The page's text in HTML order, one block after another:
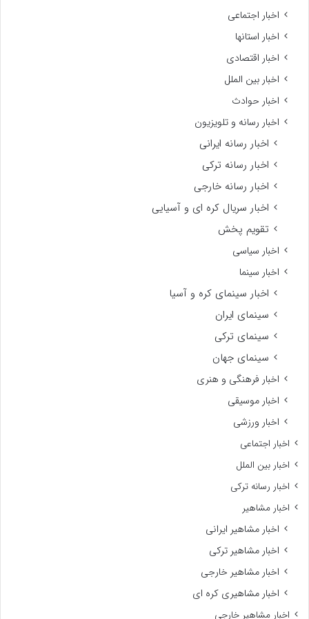
اخبار اجتماعی
اخبار استانها
اخبار اقتصادی
اخبار بین الملل
اخبار حوادث
اخبار رسانه و تلویزیون
اخبار رسانه ایرانی
اخبار رسانه ترکی
اخبار رسانه خارجی
اخبار سریال کره ای و آسیایی
تقویم پخش
اخبار سیاسی
اخبار سینما
اخبار سینمای کره و آسیا
سینمای ایران
سینمای ترکی
سینمای جهان
اخبار فرهنگی و هنری
اخبار موسیقی
اخبار ورزشی
اخبار اجتماعی
اخبار بین الملل
اخبار رسانه ترکی
اخبار مشاهیر
اخبار مشاهیر ایرانی
اخبار مشاهیر ترکی
اخبار مشاهیر خارجی
اخبار مشاهیری کره ای
اخبار مشاهیر خارجی